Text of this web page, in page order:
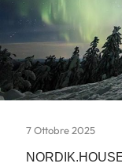
7 Ottobre 2025